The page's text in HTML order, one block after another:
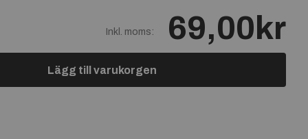
Inkl. moms: 69,00kr
Lägg till varukorgen